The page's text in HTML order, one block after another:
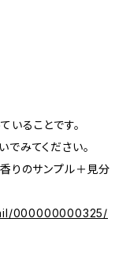
いることです。
みてください。
りのサンプル＋見分
000000000325/